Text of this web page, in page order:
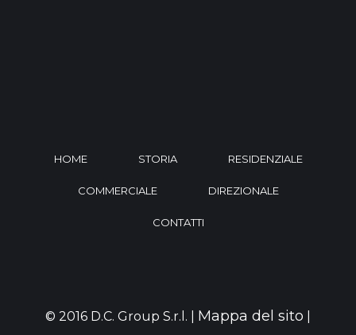
HOME STORIA RESIDENZIALE
COMMERCIALE DIREZIONALE
CONTATTI
© 2016 D.C. Group S.r.l. | Mappa del sito